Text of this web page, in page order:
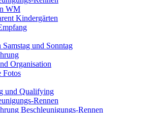
WM
Kindergärten
Samstag und Sonntag
Organisation
Fotos
und Qualifying
Rennen
Beschleunigungs-Rennen